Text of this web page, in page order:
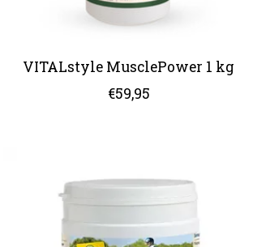
VITALstyle MusclePower 1 kg
€59,95